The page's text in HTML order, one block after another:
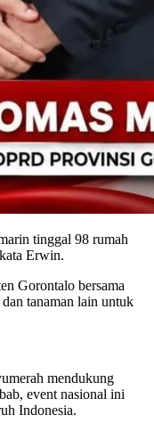
tinggal 98 rumah
Erwin.
Gorontalo bersama
tanaman lain untuk
mendukung
event nasional ini
Indonesia.